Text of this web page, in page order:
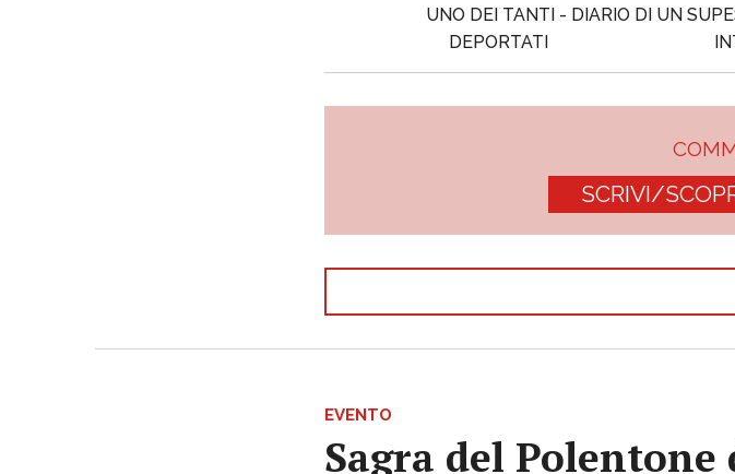
UNO DEI TANTI - DIARIO DI UN
DEPORTATI
SCRIVI/
EVENTO
Sagra del Polentone